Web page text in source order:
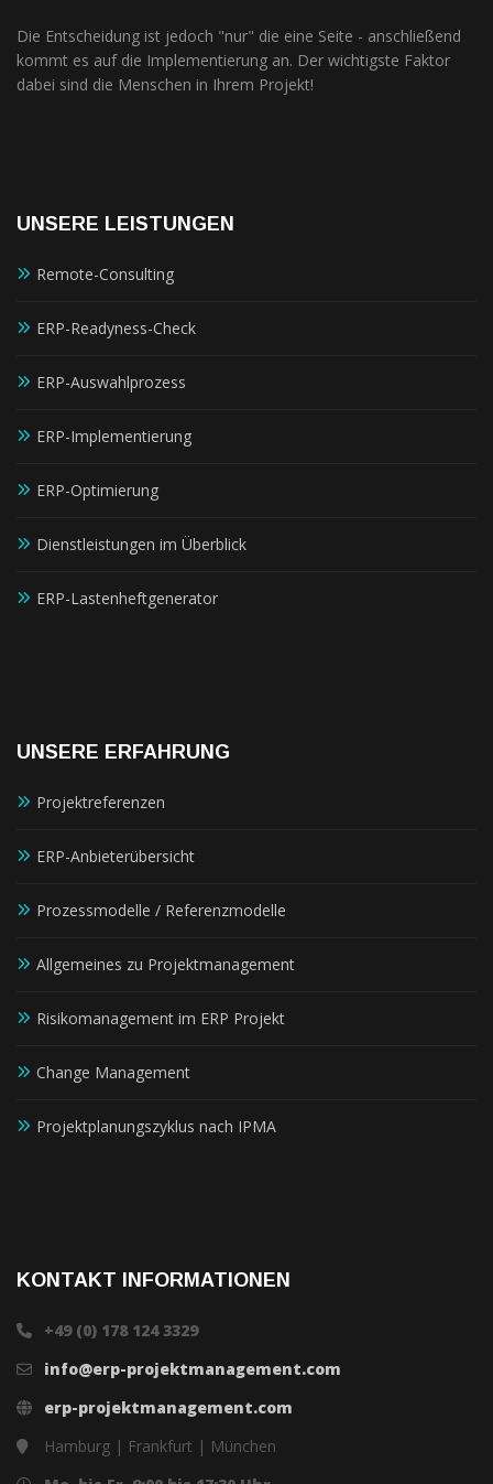
Die Entscheidung ist jedoch "nur" die eine Seite - anschließend
kommt es auf die Implementierung an. Der wichtigste Faktor
dabei sind die Menschen in Ihrem Projekt!
UNSERE LEISTUNGEN
Remote-Consulting
ERP-Readyness-Check
ERP-Auswahlprozess
ERP-Implementierung
ERP-Optimierung
Dienstleistungen im Überblick
ERP-Lastenheftgenerator
UNSERE ERFAHRUNG
Projektreferenzen
ERP-Anbieterübersicht
Prozessmodelle / Referenzmodelle
Allgemeines zu Projektmanagement
Risikomanagement im ERP Projekt
Change Management
Projektplanungszyklus nach IPMA
KONTAKT INFORMATIONEN
+49 (0) 178 124 3329
info@erp-projektmanagement.com
erp-projektmanagement.com
Hamburg | Frankfurt | München